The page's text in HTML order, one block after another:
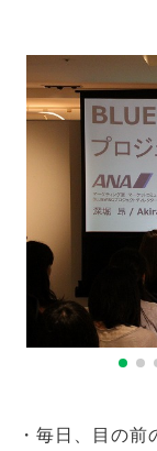
・毎日、目の